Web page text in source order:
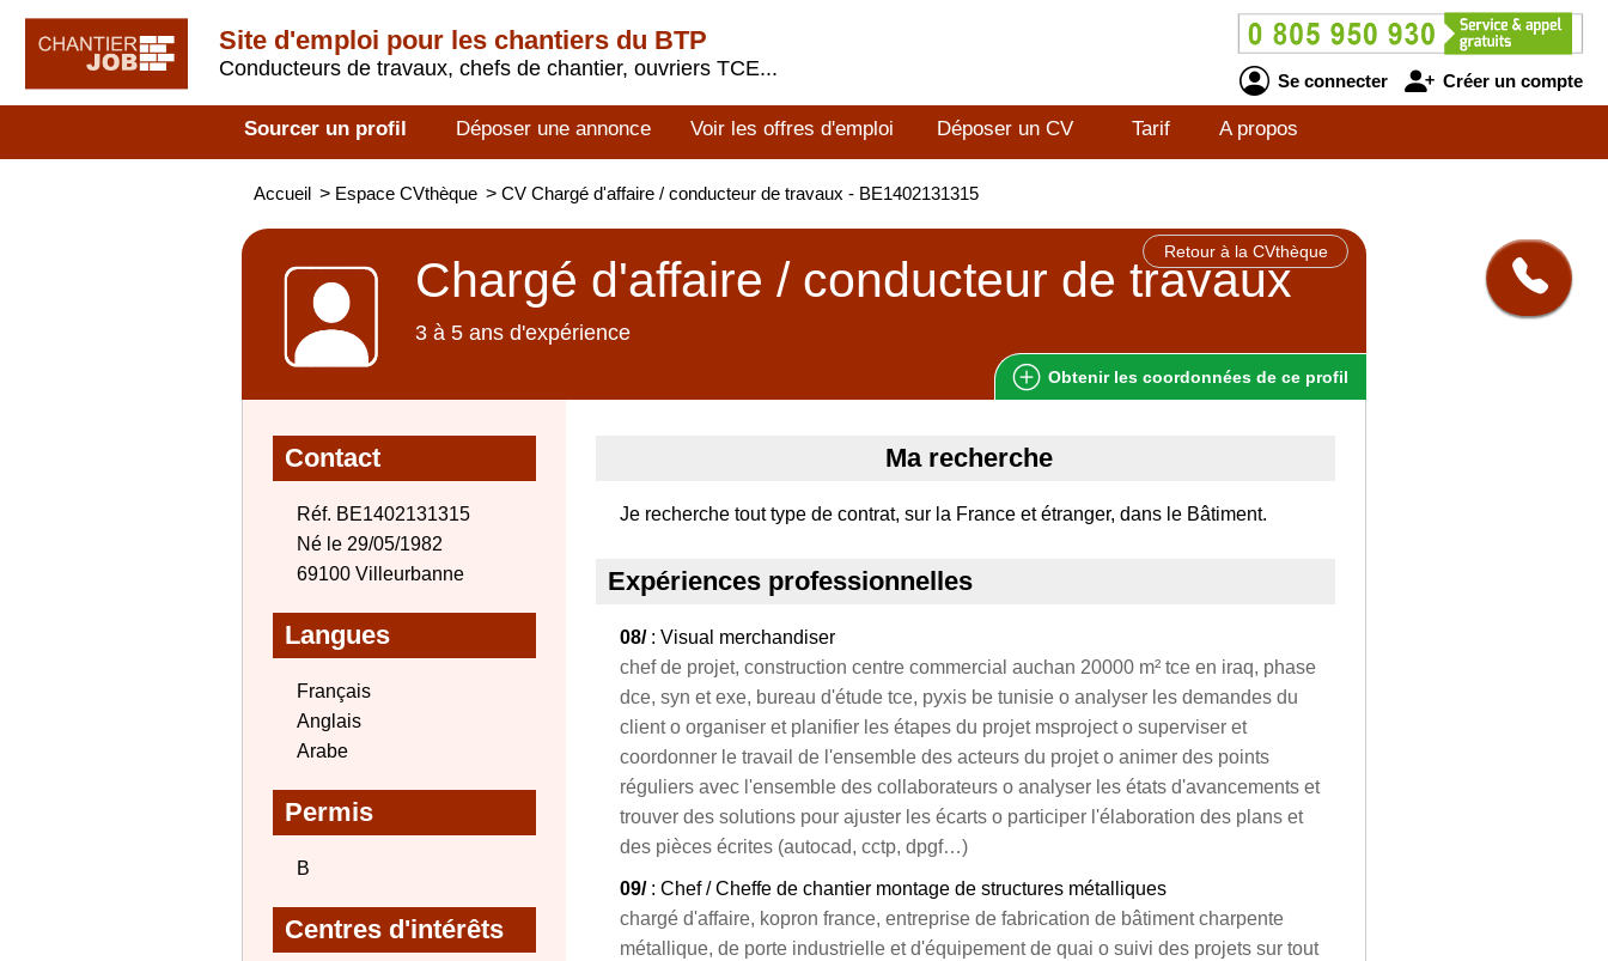
Site d'emploi pour les chantiers du BTP
Conducteurs de travaux, chefs de chantier, ouvriers TCE...
Se connecter Créer un compte
Sourcer un profil Déposer une annonce Voir les offres d'emploi Déposer un CV Tarif A propos
Accueil > Espace CVthèque > CV Chargé d'affaire / conducteur de travaux - BE1402131315
Retour à la CVthèque
Chargé d'affaire / conducteur de travaux
3 à 5 ans d'expérience
Obtenir les coordonnées de ce profil
Contact
Réf. BE1402131315
Né le 29/05/1982
69100 Villeurbanne
Langues
Français
Anglais
Arabe
Permis
B
Centres d'intérêts
Ma recherche
Je recherche tout type de contrat, sur la France et étranger, dans le Bâtiment.
Expériences professionnelles
08/: Visual merchandiser
chef de projet, construction centre commercial auchan 20000 m² tce en iraq, phase
dce, syn et exe, bureau d'étude tce, pyxis be tunisie o analyser les demandes du
client o organiser et planifier les étapes du projet msproject o superviser et
coordonner le travail de l'ensemble des acteurs du projet o animer des points
réguliers avec l'ensemble des collaborateurs o analyser les états d'avancements et
trouver des solutions pour ajuster les écarts o participer l'élaboration des plans et
des pièces écrites (autocad, cctp, dpgf…)
09/: Chef / Cheffe de chantier montage de structures métalliques
chargé d'affaire, kopron france, entreprise de fabrication de bâtiment charpente
métallique, de porte industrielle et d'équipement de quai o suivi des projets sur tout